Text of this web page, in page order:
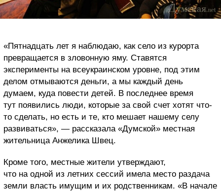
«Пятнадцать лет я наблюдаю, как село из курорта
превращается в зловонную яму. Ставятся
эксперименты на всеукраинском уровне, под этим
делом отмываются деньги, а мы каждый день
думаем, куда повести детей. В последнее время
тут появились люди, которые за свой счет хотят что-
то сделать, но есть и те, кто мешает нашему селу
развиваться», — рассказала «Думской» местная
жительница Анжелика Швец.
Кроме того, местные жители утверждают,
что на одной из летних сессий имела место раздача
земли власть имущим и их родственникам. «В начале